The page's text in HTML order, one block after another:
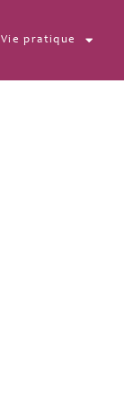
Vie pratique